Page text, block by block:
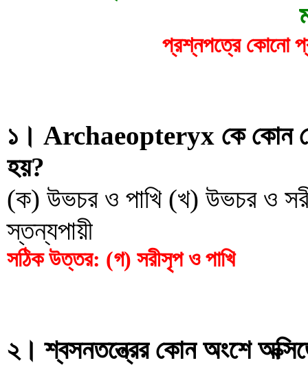
প্রশ্নপত্রে কোনো
১। Archaeopteryx কে কোন
হয়?
(ক) উভচর ও পাখি (খ) উভচর ও
স্তন্যপায়ী
সঠিক উত্তর: (গ) সরীসৃপ ও পাখি
২। শ্বসনতন্ত্রের কোন অংশে